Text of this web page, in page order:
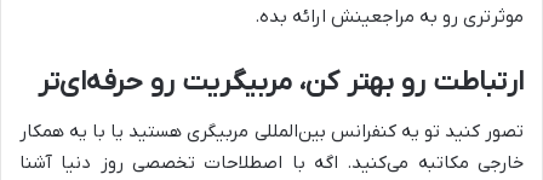
موثرتری رو به مراجعینش ارائه بده.
ارتباطت رو بهتر کن، مربیگریت رو حرفه‌ای‌تر
تصور کنید تو یه کنفرانس بین‌المللی مربیگری هستید یا با یه همکار
خارجی مکاتبه می‌کنید. اگه با اصطلاحات تخصصی روز دنیا آشنا